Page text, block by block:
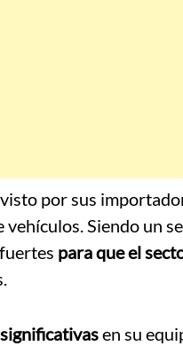
por sus
Siendo un
para que el
en su